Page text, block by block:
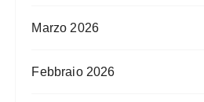
Marzo 2026
Febbraio 2026